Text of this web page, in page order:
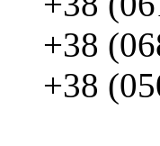
+38
+38